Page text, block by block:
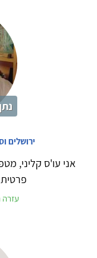
ירושלים
אני עו'ס קליני,
עזרה